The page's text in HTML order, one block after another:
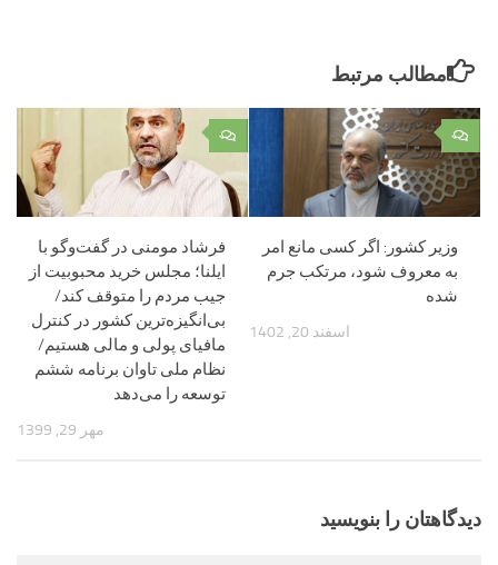
مطالب مرتبط
۰
فرشاد مومنی در گفت‌وگو با
ایلنا؛ مجلس خرید محبوبیت از
جیب مردم را متوقف کند/
بی‌انگیزه‌ترین کشور در کنترل
مافیای پولی و مالی هستیم/
نظام ملی تاوان برنامه ششم
توسعه را می‌دهد
مهر 29, 1399
۰
وزیر کشور: اگر کسی مانع امر
به معروف شود، مرتکب جرم
شده
اسفند 20, 1402
دیدگاهتان را بنویسید